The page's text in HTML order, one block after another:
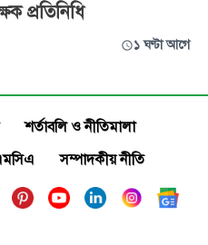
প্রতিনিধি
১ ঘণ্টা আগে
শর্তাবলি ও নীতিমালা
সম্পাদকীয় নীতি